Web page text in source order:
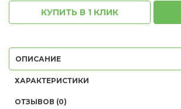
КУПИТЬ В 1 КЛИК
ОПИСАНИЕ
ХАРАКТЕРИСТИКИ
ОТЗЫВОВ (0)